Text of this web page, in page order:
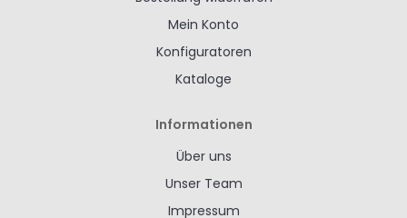
Mein Konto
Konfiguratoren
Kataloge
Informationen
Über uns
Unser Team
Impressum